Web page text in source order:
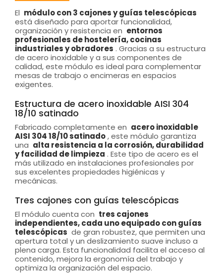
El módulo con 3 cajones y guías telescópicas
está diseñado para aportar funcionalidad,
organización y resistencia en entornos
profesionales de hostelería, cocinas
industriales y obradores . Gracias a su estructura
de acero inoxidable y a sus componentes de
calidad, este módulo es ideal para complementar
mesas de trabajo o encimeras en espacios
exigentes.
Estructura de acero inoxidable AISI 304
18/10 satinado
Fabricado completamente en acero inoxidable
AISI 304 18/10 satinado, este módulo garantiza
una alta resistencia a la corrosión, durabilidad
y facilidad de limpieza . Este tipo de acero es el
más utilizado en instalaciones profesionales por
sus excelentes propiedades higiénicas y
mecánicas.
Tres cajones con guías telescópicas
El módulo cuenta con tres cajones
independientes, cada uno equipado con guías
telescópicas de gran robustez, que permiten una
apertura total y un deslizamiento suave incluso a
plena carga. Esta funcionalidad facilita el acceso al
contenido, mejora la ergonomía del trabajo y
optimiza la organización del espacio.